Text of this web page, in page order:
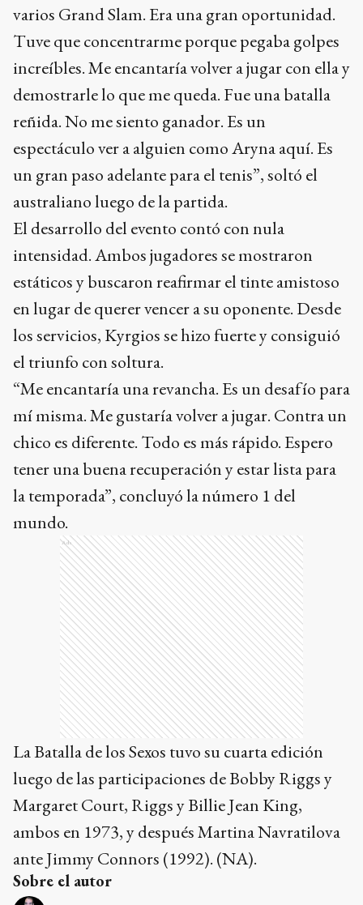
varios Grand Slam. Era una gran oportunidad.
Tuve que concentrarme porque pegaba golpes
increíbles. Me encantaría volver a jugar con ella y
demostrarle lo que me queda. Fue una batalla
reñida. No me siento ganador. Es un
espectáculo ver a alguien como Aryna aquí. Es
un gran paso adelante para el tenis”, soltó el
australiano luego de la partida.
El desarrollo del evento contó con nula
intensidad. Ambos jugadores se mostraron
estáticos y buscaron reafirmar el tinte amistoso
en lugar de querer vencer a su oponente. Desde
los servicios, Kyrgios se hizo fuerte y consiguió
el triunfo con soltura.
“Me encantaría una revancha. Es un desafío para
mí misma. Me gustaría volver a jugar. Contra un
chico es diferente. Todo es más rápido. Espero
tener una buena recuperación y estar lista para
la temporada”, concluyó la número 1 del
mundo.
Ads
La Batalla de los Sexos tuvo su cuarta edición
luego de las participaciones de Bobby Riggs y
Margaret Court, Riggs y Billie Jean King,
ambos en 1973, y después Martina Navratilova
ante Jimmy Connors (1992). (NA).
Sobre el autor